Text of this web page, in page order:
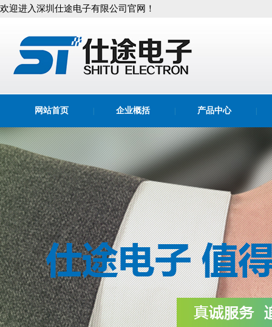
欢迎进入深圳仕途电子有限公司官网！
网站首页 企业概括 产品中心
关于我